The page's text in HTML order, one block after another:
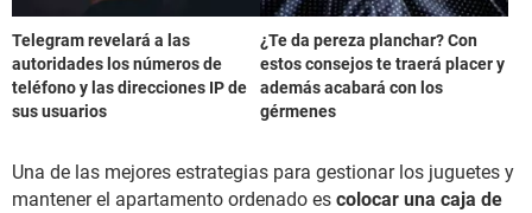
Telegram revelará a las
autoridades los números de
teléfono y las direcciones IP de
sus usuarios
¿Te da pereza planchar? Con
estos consejos te traerá placer y
además acabará con los
gérmenes
Una de las mejores estrategias para gestionar los juguetes y
mantener el apartamento ordenado es colocar una caja de